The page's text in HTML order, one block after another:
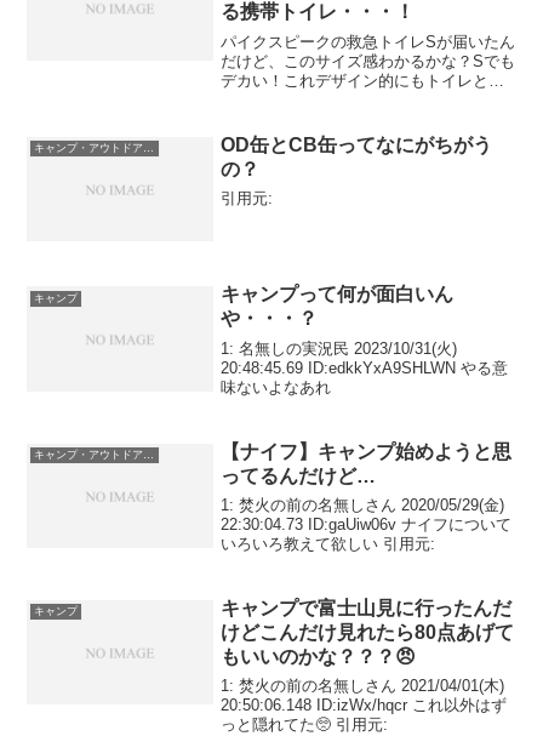
る携帯トイレ・・・！
パイクスピークの救急トイレSが届いたん
だけど、このサイズ感わかるかな？Sでも
デカい！これデザイン的にもトイレとし
100kgの俺が座っても大丈夫だし！
#pykespea...
OD缶とCB缶ってなにがちがう
の？
引用元:
キャンプ
キャンプって何が面白いん
や・・・？
1: 名無しの実況民 2023/10/31(火)
20:48:45.69 ID:edkkYxA9SHLWN やる意
味ないよなあれ
【ナイフ】キャンプ始めようと思
ってるんだけど…
1: 焚火の前の名無しさん 2020/05/29(金)
22:30:04.73 ID:gaUiw06v ナイフについて
いろいろ教えて欲しい 引用元:
キャンプ
キャンプで富士山見に行ったんだ
けどこんだけ見れたら80点あげて
もいいのかな？？？😠
1: 焚火の前の名無しさん 2021/04/01(木)
20:50:06.148 ID:izWx/hqcr これ以外はず
っと隠れてた🥺 引用元: